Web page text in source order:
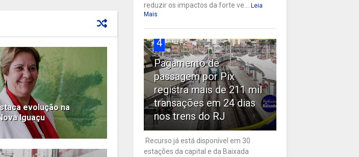
evolução na
Iguaçu
reduzir os impactos da forte ve...
Leia
Mais
4
Pagamento de
passagem por Pix
registra mais de 211 mil
transações em 24 dias
nos trens do RJ
Recurso já está disponível em 30
estações da capital e da Baixada